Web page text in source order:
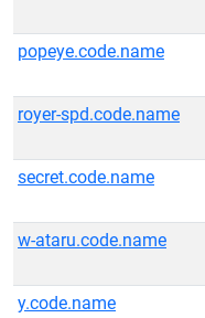
popeye.code.name
royer-spd.code.name
secret.code.name
w-ataru.code.name
y.code.name